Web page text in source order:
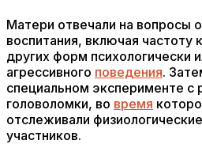
Матери отвечали на вопросы
воспитания, включая частоту
других форм психологически
агрессивного поведения.
специальном эксперименте
головоломки, во время
отслеживали
участников.